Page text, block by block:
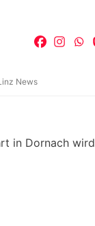
News
in Dornach wird